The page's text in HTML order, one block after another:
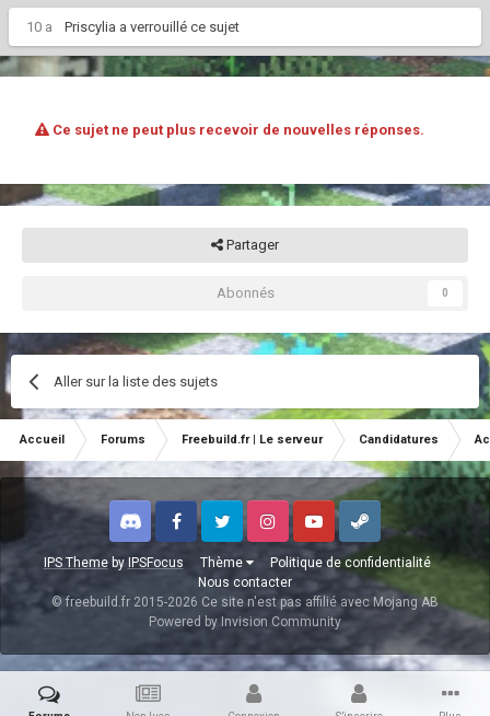
10 a Priscylia a verrouillé ce sujet
Ce sujet ne peut plus recevoir de nouvelles réponses.
Partager
Abonnés 0
Aller sur la liste des sujets
Accueil Forums Freebuild.fr | Le serveur Candidatures
IPS Themeby IPSFocus Thème
Politique de confidentialité
Nous contacter
Discord FacebookTwitter InstagramYoutubeSteam
© freebuild.fr 2015-2026 Ce site n'est pas affilié avec Mojang AB
Powered by Invision Community